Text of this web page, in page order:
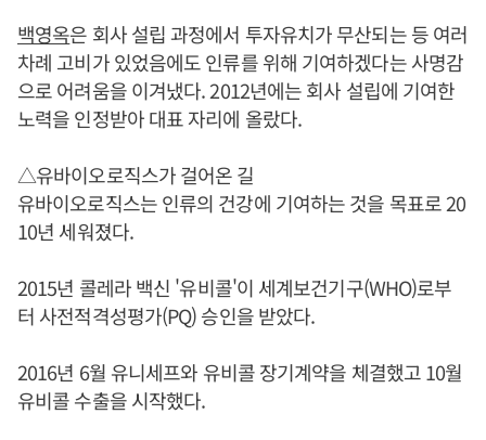
백영옥은 회사 설립 과정에서 투자유치가 무산되는 등 여러
차례 고비가 있었음에도 인류를 위해 기여하겠다는 사명감
으로 어려움을 이겨냈다. 2012년에는 회사 설립에 기여한
노력을 인정받아 대표 자리에 올랐다.
△유바이오로직스가 걸어온 길
유바이오로직스는 인류의 건강에 기여하는 것을 목표로 20
10년 세워졌다.
2015년 콜레라 백신 '유비콜'이 세계보건기구(WHO)로부
터 사전적격성평가(PQ) 승인을 받았다.
2016년 6월 유니세프와 유비콜 장기계약을 체결했고 10월
유비콜 수출을 시작했다.